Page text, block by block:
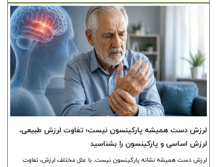
لرزش دست همیشه پارکینسون نیست؛ تفاوت لرزش طبیعی،
لرزش اساسی و پارکینسون را بشناسید
لرزش دست همیشه نشانه پارکینسون نیست. با علل مختلف لرزش، تفاوت